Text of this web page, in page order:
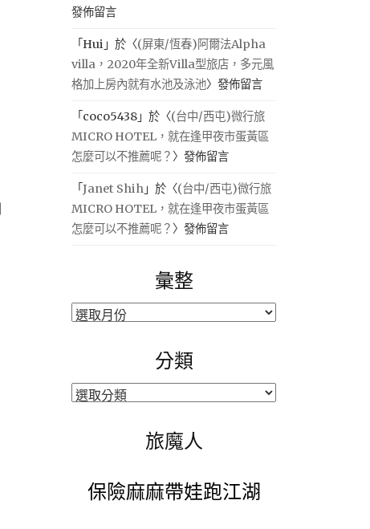
發佈留言
「Hui 」於〈(屏東/恆春)阿爾法Alpha
villa，2020年全新Villa型旅店，多元風
格加上房內就有水池及泳池〉發佈留言
「 coco5438 」於〈(台中/西屯)微行旅
MICRO HOTEL，就在逢甲夜市蛋黃區
怎麼可以不推薦呢？ 〉發佈留言
「Janet Shih 」於〈(台中/西屯)微行旅
MICRO HOTEL，就在逢甲夜市蛋黃區
怎麼可以不推薦呢？ 〉發佈留言
彙整
彙
分類
分
旅魔人
保險麻麻帶娃跑江湖